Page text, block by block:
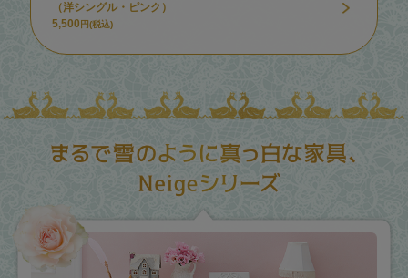
（洋シングル・ピンク）
5,500 円(税込)